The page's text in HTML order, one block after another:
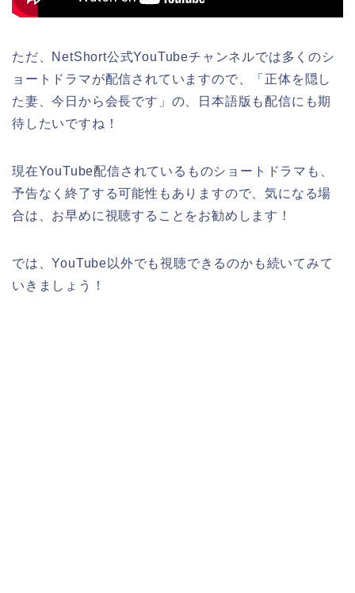
ただ、NetShort公式YouTubeチャンネルでは多くのシ
ョートドラマが配信されていますので、「正体を隠し
た妻、今日から会長です」の、日本語版も配信にも期
待したいですね！
現在YouTube配信されているものショートドラマも、
予告なく終了する可能性もありますので、気になる場
合は、お早めに視聴することをお勧めします！
では、YouTube以外でも視聴できるのかも続いてみて
いきましょう！